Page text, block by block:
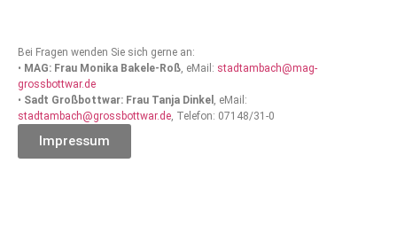
Bei Fragen wenden Sie sich gerne an:
• MAG: Frau Monika Bakele-Roß, eMail: stadtambach@mag-
grossbottwar.de
• Sadt Großbottwar: Frau Tanja Dinkel , eMail:
stadtambach@grossbottwar.de, Telefon: 07148/31-0
Impressum